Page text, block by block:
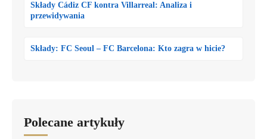
Składy Cádiz CF kontra Villarreal: Analiza i
przewidywania
Składy: FC Seoul – FC Barcelona: Kto zagra w hicie?
Polecane artykuły